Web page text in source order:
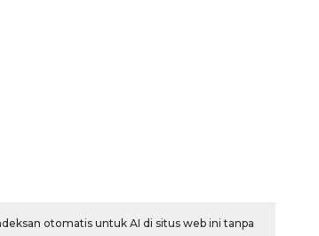
otomatis untuk AI di situs web ini tanpa